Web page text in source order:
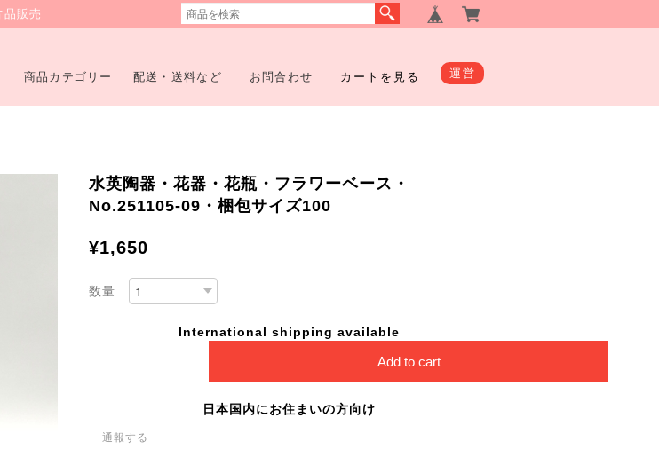
販売
商品カテゴリー 配送・送料など お問合わせ カートを見る 運営
水英陶器・花器・花瓶・フラワーベース・
No.251105-09・梱包サイズ100
¥1,650
数量
International shipping available
Add to cart
日本国内にお住まいの方向け
通報する